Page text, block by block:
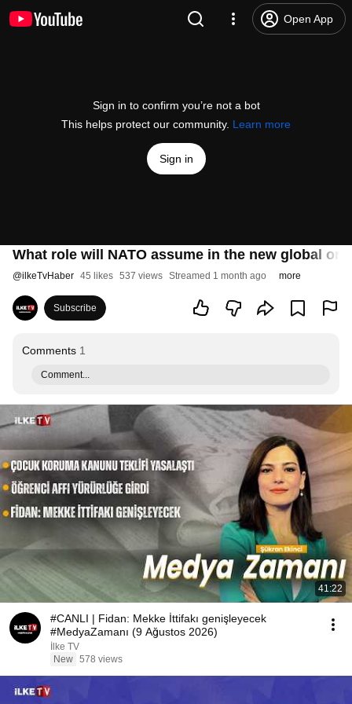
Open App
Sign in to confirm you’re not a bot
This helps protect our community. Learn more
Sign in
What role will NATO assume in the new global
@ilkeTvHaber 45 likes 537 views Streamed 1 month ago more
Subscribe
Comments 1
Comment...
41:22
#CANLI | Fidan: Mekke İttifakı genişleyecek
#MedyaZamanı (9 Ağustos 2026)
İlke TV
New 578 views